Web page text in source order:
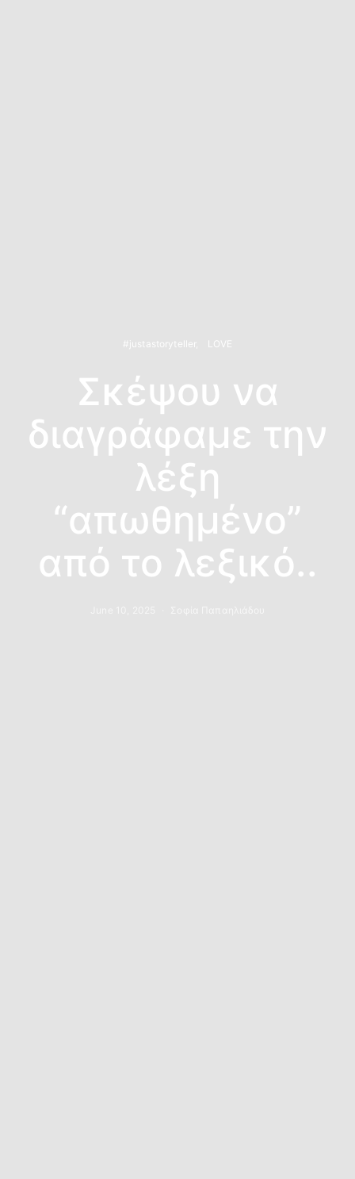
#justastoryteller LOVE
Σκέψου να
διαγράφαμε την
λέξη
“απωθημένο”
από το λεξικό..